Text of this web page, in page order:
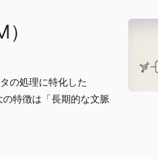
の処理に特化した
特徴は「長期的な文脈